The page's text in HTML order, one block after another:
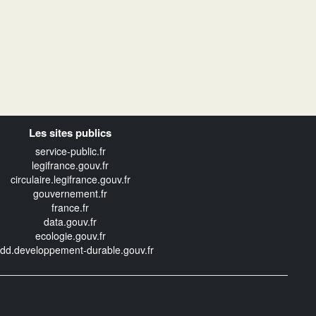
Les sites publics
service-public.fr
legifrance.gouv.fr
circulaire.legifrance.gouv.fr
gouvernement.fr
france.fr
data.gouv.fr
ecologie.gouv.fr
durable.gouv.fr